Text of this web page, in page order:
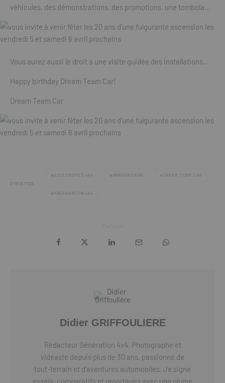
véhicules, des démonstrations, des promotions, une tombola…
Vous aurez aussi le droit à une visite guidée des installations…
Happy birthday Dream Team Car!
Dream Team Car
ÉTIQUETTES
ACCESSOIRES 4X4 ANNIVERSAIRE DREAM TEAM CAR
PRÉPARATION 4X4
Didier GRIFFOULIERE
Rédacteur Génération 4x4. Photographe et
vidéaste depuis plus de 30 ans, passionné de
tout-terrain et d'aventures automobiles. Je signe
essais, comparatifs et reportages avec une plume